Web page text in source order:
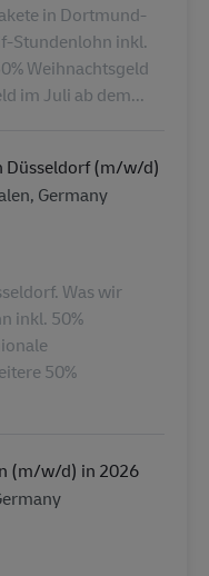
in Dortmund-
Stundenlohn inkl.
Weihnachtsgeld
im Juli ab dem...
Düsseldorf (m/w/d)
Germany
Was wir
inkl. 50%
50%
(m/w/d) in 2026